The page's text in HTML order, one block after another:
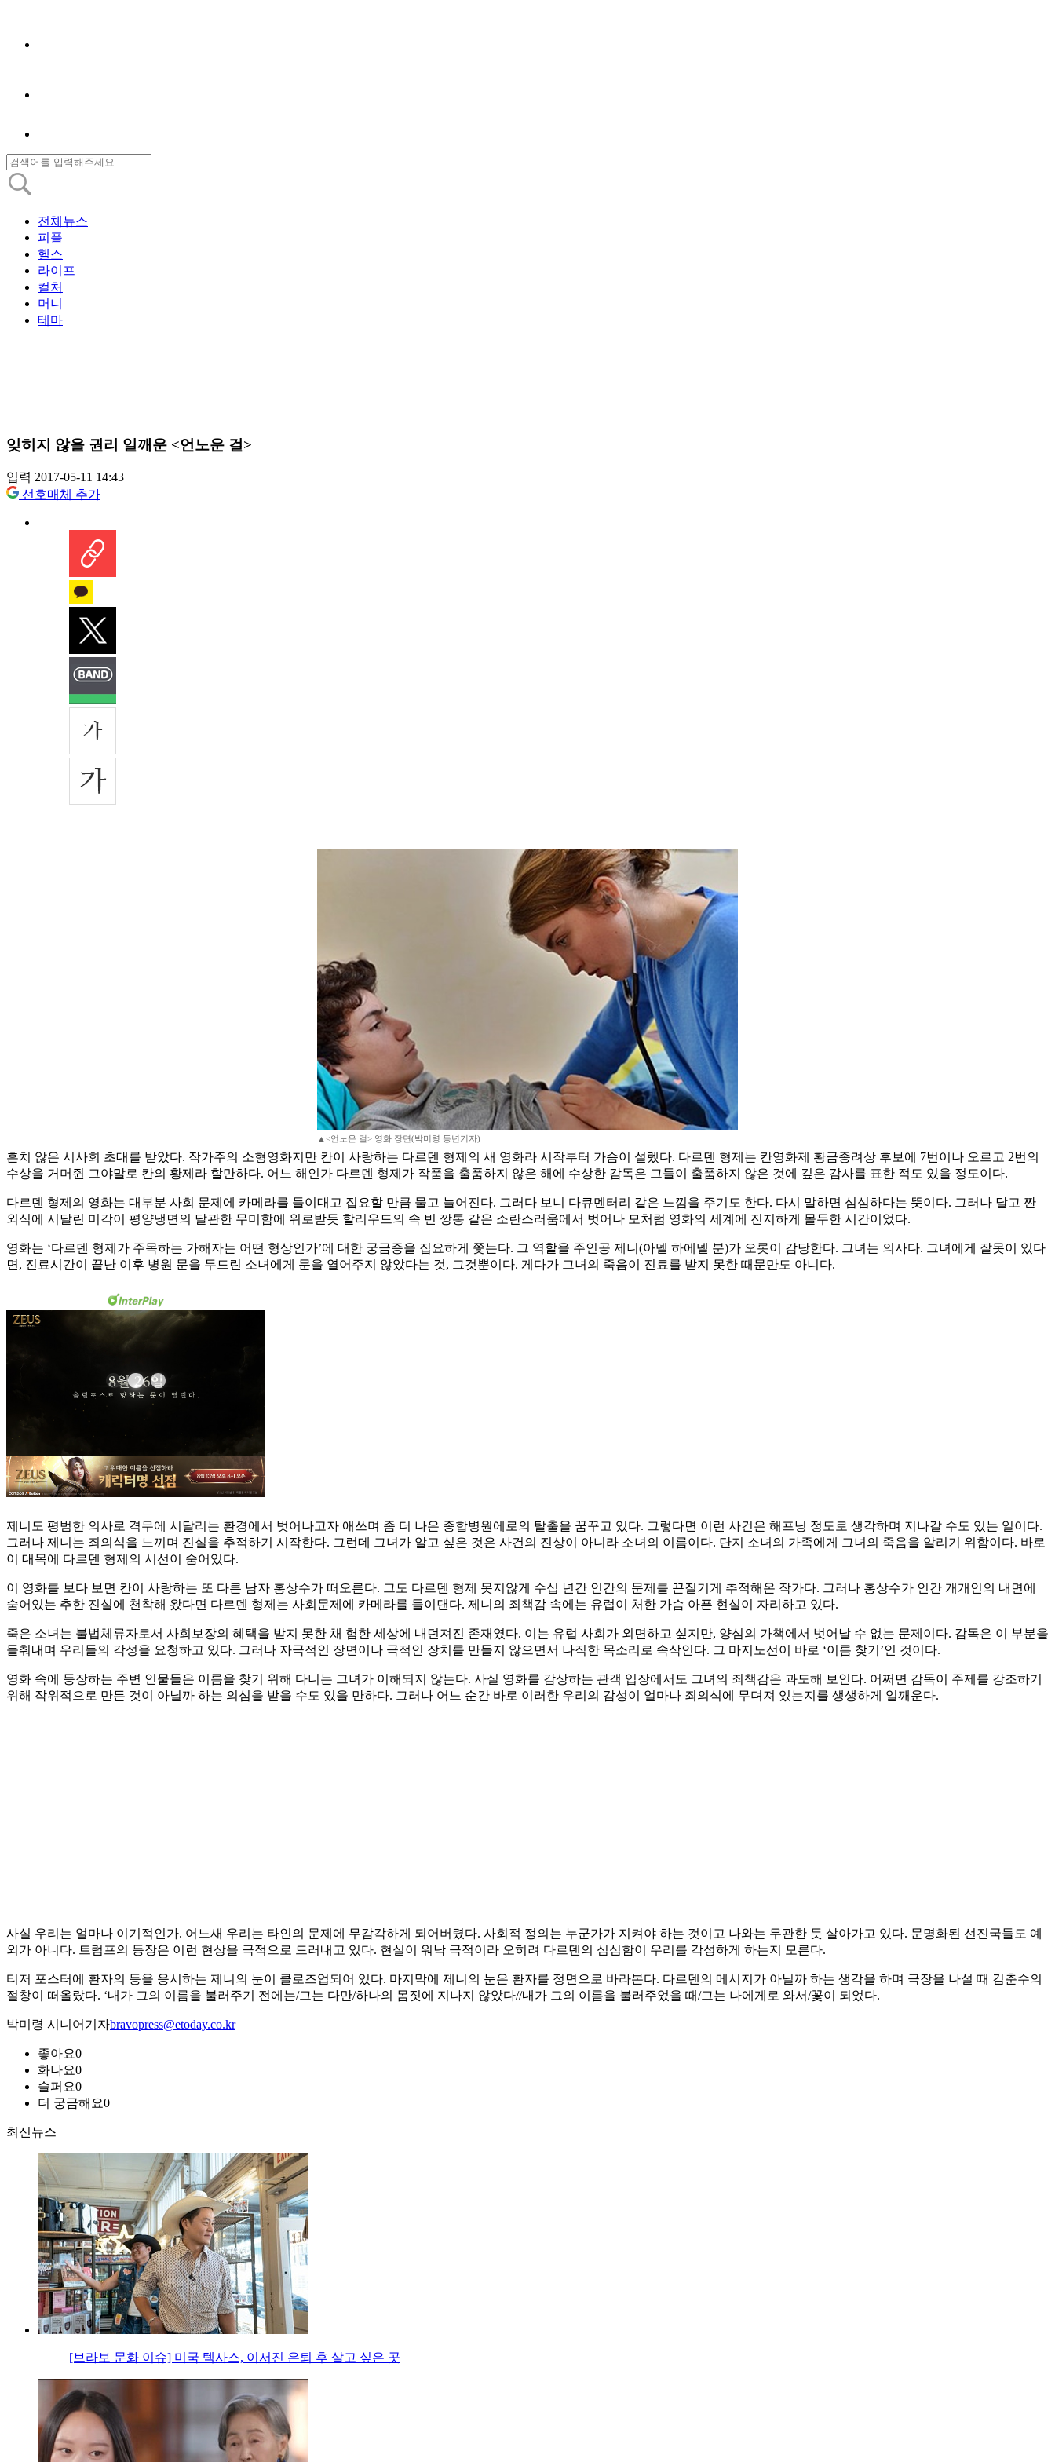
전체뉴스
피플
헬스
라이프
컬처
머니
테마
잊히지 않을 권리 일깨운 <언노운 걸>
입력 2017-05-11 14:43
선호매체 추가
▲<언노운 걸> 영화 장면(박미령 동년기자)
흔치 않은 시사회 초대를 받았다. 작가주의 소형영화지만 칸이 사랑하는 다르덴 형제의 새 영화라 시작부터 가슴이 설렜다. 다르덴 형제는 칸영화제 황금종려상 후보에 7번이나 오르고 2번의
수상을 거머쥔 그야말로 칸의 황제라 할만하다. 어느 해인가 다르덴 형제가 작품을 출품하지 않은 해에 수상한 감독은 그들이 출품하지 않은 것에 깊은 감사를 표한 적도 있을 정도이다.
다르덴 형제의 영화는 대부분 사회 문제에 카메라를 들이대고 집요할 만큼 물고 늘어진다. 그러다 보니 다큐멘터리 같은 느낌을 주기도 한다. 다시 말하면 심심하다는 뜻이다. 그러나 달고 짠
외식에 시달린 미각이 평양냉면의 달관한 무미함에 위로받듯 할리우드의 속 빈 깡통 같은 소란스러움에서 벗어나 모처럼 영화의 세계에 진지하게 몰두한 시간이었다.
영화는 ‘다르덴 형제가 주목하는 가해자는 어떤 형상인가’에 대한 궁금증을 집요하게 쫓는다. 그 역할을 주인공 제니(아델 하에넬 분)가 오롯이 감당한다. 그녀는 의사다. 그녀에게 잘못이 있다
면, 진료시간이 끝난 이후 병원 문을 두드린 소녀에게 문을 열어주지 않았다는 것, 그것뿐이다. 게다가 그녀의 죽음이 진료를 받지 못한 때문만도 아니다.
제니도 평범한 의사로 격무에 시달리는 환경에서 벗어나고자 애쓰며 좀 더 나은 종합병원에로의 탈출을 꿈꾸고 있다. 그렇다면 이런 사건은 해프닝 정도로 생각하며 지나갈 수도 있는 일이다.
그러나 제니는 죄의식을 느끼며 진실을 추적하기 시작한다. 그런데 그녀가 알고 싶은 것은 사건의 진상이 아니라 소녀의 이름이다. 단지 소녀의 가족에게 그녀의 죽음을 알리기 위함이다. 바로
이 대목에 다르덴 형제의 시선이 숨어있다.
이 영화를 보다 보면 칸이 사랑하는 또 다른 남자 홍상수가 떠오른다. 그도 다르덴 형제 못지않게 수십 년간 인간의 문제를 끈질기게 추적해온 작가다. 그러나 홍상수가 인간 개개인의 내면에
숨어있는 추한 진실에 천착해 왔다면 다르덴 형제는 사회문제에 카메라를 들이댄다. 제니의 죄책감 속에는 유럽이 처한 가슴 아픈 현실이 자리하고 있다.
죽은 소녀는 불법체류자로서 사회보장의 혜택을 받지 못한 채 험한 세상에 내던져진 존재였다. 이는 유럽 사회가 외면하고 싶지만, 양심의 가책에서 벗어날 수 없는 문제이다. 감독은 이 부분을
들춰내며 우리들의 각성을 요청하고 있다. 그러나 자극적인 장면이나 극적인 장치를 만들지 않으면서 나직한 목소리로 속삭인다. 그 마지노선이 바로 ‘이름 찾기’인 것이다.
영화 속에 등장하는 주변 인물들은 이름을 찾기 위해 다니는 그녀가 이해되지 않는다. 사실 영화를 감상하는 관객 입장에서도 그녀의 죄책감은 과도해 보인다. 어쩌면 감독이 주제를 강조하기
위해 작위적으로 만든 것이 아닐까 하는 의심을 받을 수도 있을 만하다. 그러나 어느 순간 바로 이러한 우리의 감성이 얼마나 죄의식에 무뎌져 있는지를 생생하게 일깨운다.
사실 우리는 얼마나 이기적인가. 어느새 우리는 타인의 문제에 무감각하게 되어버렸다. 사회적 정의는 누군가가 지켜야 하는 것이고 나와는 무관한 듯 살아가고 있다. 문명화된 선진국들도 예
외가 아니다. 트럼프의 등장은 이런 현상을 극적으로 드러내고 있다. 현실이 워낙 극적이라 오히려 다르덴의 심심함이 우리를 각성하게 하는지 모른다.
티저 포스터에 환자의 등을 응시하는 제니의 눈이 클로즈업되어 있다. 마지막에 제니의 눈은 환자를 정면으로 바라본다. 다르덴의 메시지가 아닐까 하는 생각을 하며 극장을 나설 때 김춘수의
절창이 떠올랐다. ‘내가 그의 이름을 불러주기 전에는/그는 다만/하나의 몸짓에 지나지 않았다//내가 그의 이름을 불러주었을 때/그는 나에게로 와서/꽃이 되었다.
박미령 시니어기자bravopress@etoday.co.kr
좋아요0
화나요0
슬퍼요0
더 궁금해요0
최신뉴스
[브라보 문화 이슈] 미국 텍사스, 이서진 은퇴 후 살고 싶은 곳